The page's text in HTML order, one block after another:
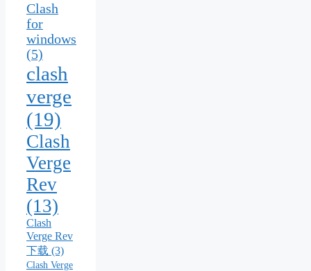
Clash
for
windows
(5)
clash
verge
(19)
Clash
Verge
Rev
(13)
Clash
Verge Rev
下载 (3)
Clash Verge